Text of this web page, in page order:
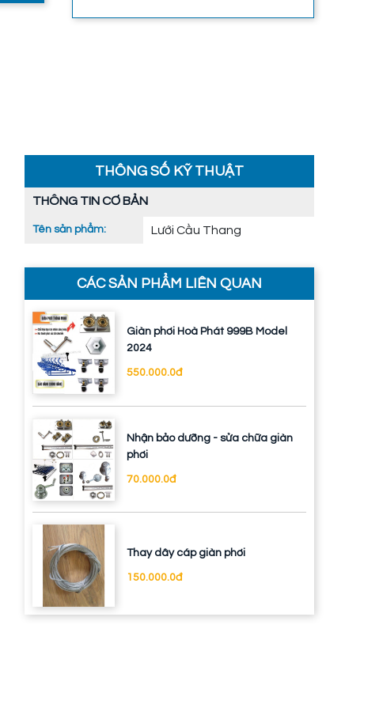
THÔNG SỐ KỸ THUẬT
THÔNG TIN CƠ BẢN
Tên sản phẩm: Lưới Cầu Thang
CÁC SẢN PHẨM LIÊN QUAN
Giàn phơi Hoà Phát 999B Model
2024
550.000.0đ
Nhận bảo dưỡng - sửa chữa giàn
phơi
70.000.0đ
Thay dây cáp giàn phơi
150.000.0đ